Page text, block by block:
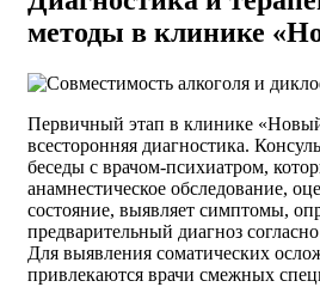
методы в клинике
Первичный этап в клинике
всесторонняя диагностика.
беседы с врачом-психиатром,
анамнестическое обследование,
состояние, выявляет симптомы,
предварительный диагноз
Для выявления соматических
привлекаются врачи смежных